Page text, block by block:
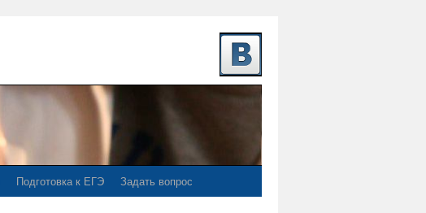
Подготовка к ЕГЭ Задать вопрос